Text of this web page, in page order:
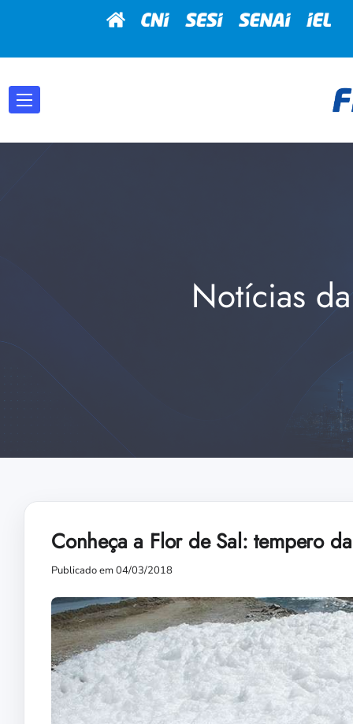
Notícias
Conheça a Flor de Sal: tempero
Publicado em 04/03/2018